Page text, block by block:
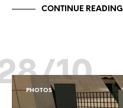
CONTINUE READING
10
PHOTOS